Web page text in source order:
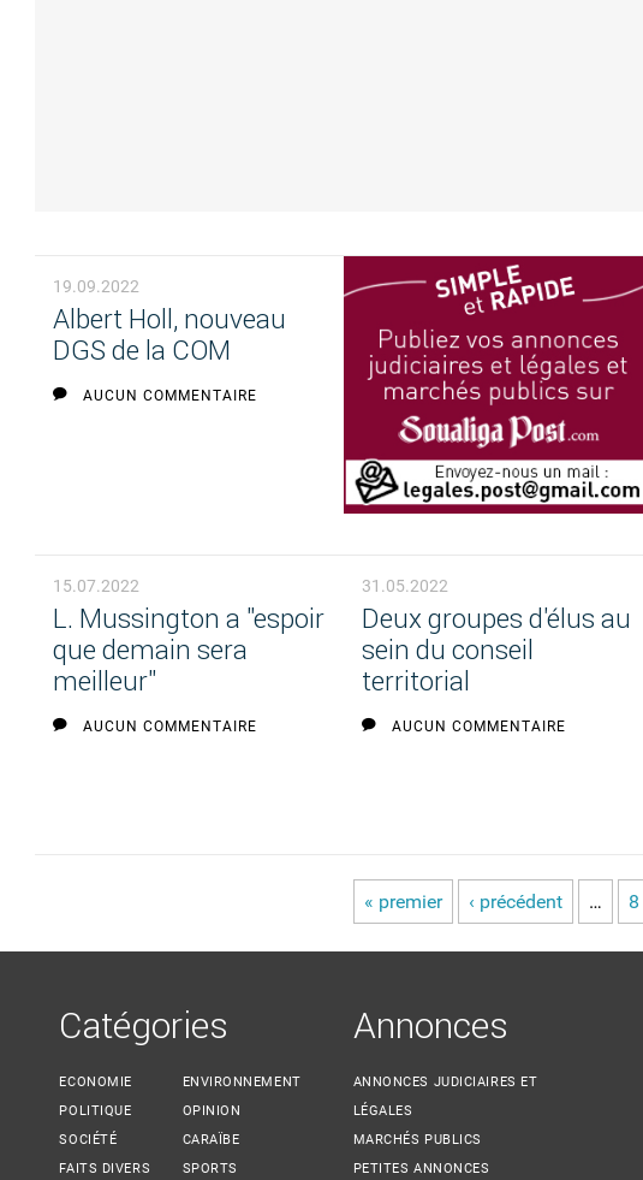
19.09.2022
Albert Holl, nouveau
DGS de la COM
AUCUN COMMENTAIRE
15.07.2022
L. Mussington a "espoir
que demain sera
meilleur"
AUCUN COMMENTAIRE
31.05.2022
Deux groupes d'élus au
sein du conseil
territorial
AUCUN COMMENTAIRE
« premier ‹ précédent … 8
Catégories
ECONOMIE
POLITIQUE
SOCIÉTÉ
FAITS DIVERS
ENVIRONNEMENT
OPINION
CARAÏBE
SPORTS
Annonces
ANNONCES JUDICIAIRES ET
LÉGALES
MARCHÉS PUBLICS
PETITES ANNONCES